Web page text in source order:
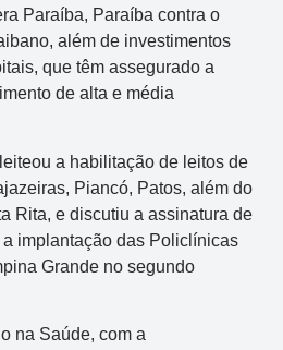
Paraíba, Paraíba contra o
além de investimentos
que têm assegurado a
de alta e média
a habilitação de leitos de
Piancó, Patos, além do
Rita, e discutiu a assinatura de
implantação das Policlínicas
Grande no segundo
na Saúde, com a